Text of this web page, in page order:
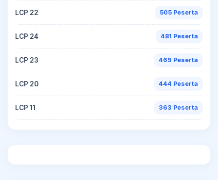
LCP 22 505 Peserta
LCP 24 481 Peserta
LCP 23 469 Peserta
LCP 20 444 Peserta
LCP 11 363 Peserta